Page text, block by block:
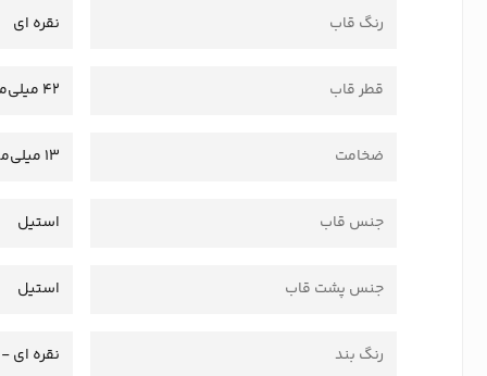
رنگ قاب نقره ای
قطر قاب 42 میلی‌متر
ضخامت 13 میلی‌متر
جنس قاب استیل
جنس پشت قاب استیل
رنگ بند نقره ای